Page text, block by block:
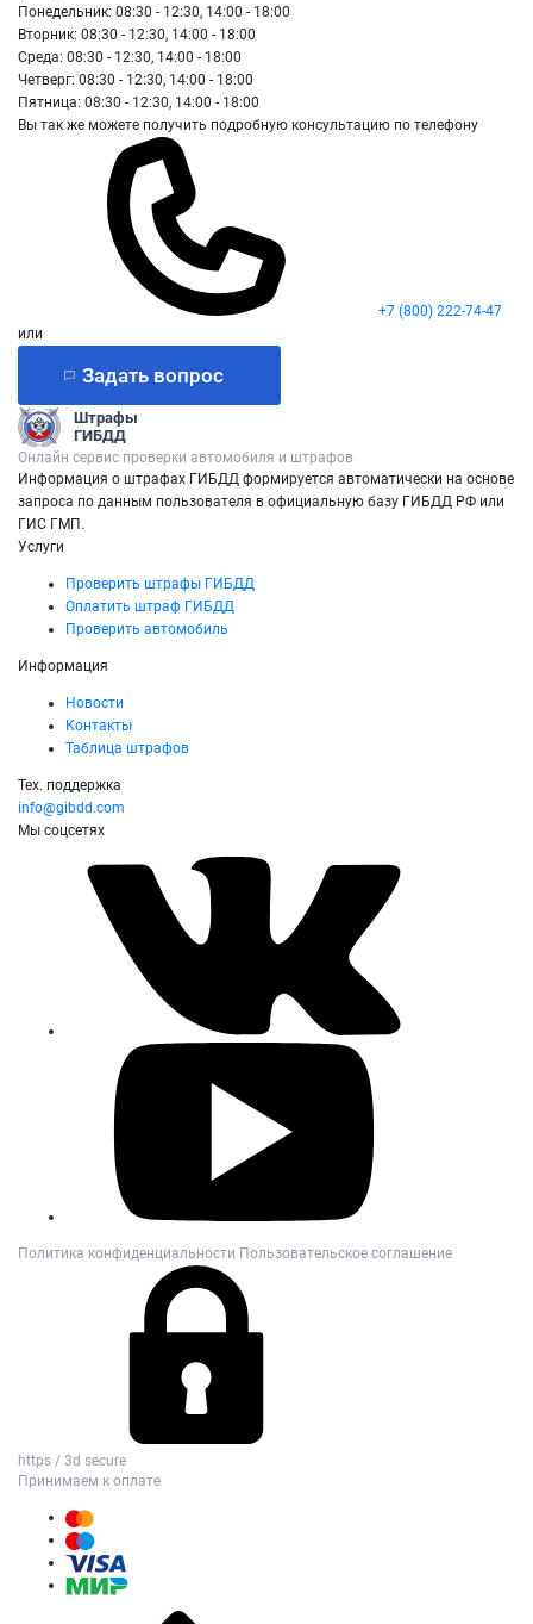
Понедельник: 08:30 - 12:30, 14:00 - 18:00
Вторник: 08:30 - 12:30, 14:00 - 18:00
Среда: 08:30 - 12:30, 14:00 - 18:00
Четверг: 08:30 - 12:30, 14:00 - 18:00
Пятница: 08:30 - 12:30, 14:00 - 18:00
Вы так же можете получить подробную консультацию по телефону
+7 (800) 222-74-47
или
Задать вопрос
Штрафы
ГИБДД
Онлайн сервис проверки автомобиля и штрафов
Информация о штрафах ГИБДД формируется автоматически на основе
запроса по данным пользователя в официальную базу ГИБДД РФ или
ГИС ГМП.
Услуги
Проверить штрафы ГИБДД
Оплатить штраф ГИБДД
Проверить автомобиль
Информация
Новости
Контакты
Таблица штрафов
Тех. поддержка
info@gibdd.com
Мы соцсетях
Политика конфиденциальности Пользовательское соглашение
https / 3d secure
Принимаем к оплате